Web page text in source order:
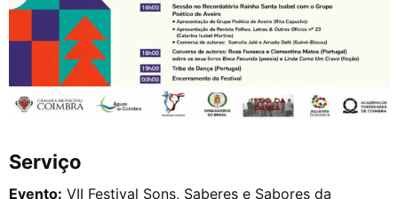
Serviço
Evento: VII Festival Sons, Saberes e Sabores da